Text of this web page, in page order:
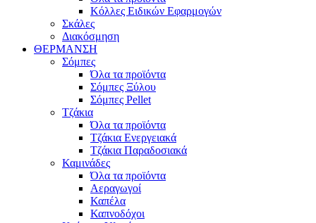
Κόλλες Ειδικών Εφαρμογών
Σκάλες
Διακόσμηση
ΘΕΡΜΑΝΣΗ
Σόμπες
Όλα τα προϊόντα
Σόμπες Ξύλου
Σόμπες Pellet
Τζάκια
Όλα τα προϊόντα
Τζάκια Ενεργειακά
Τζάκια Παραδοσιακά
Καμινάδες
Όλα τα προϊόντα
Αεραγωγοί
Καπέλα
Καπνοδόχοι